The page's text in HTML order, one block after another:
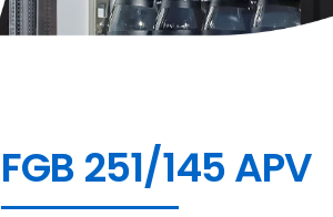
FGB 251/145 APV